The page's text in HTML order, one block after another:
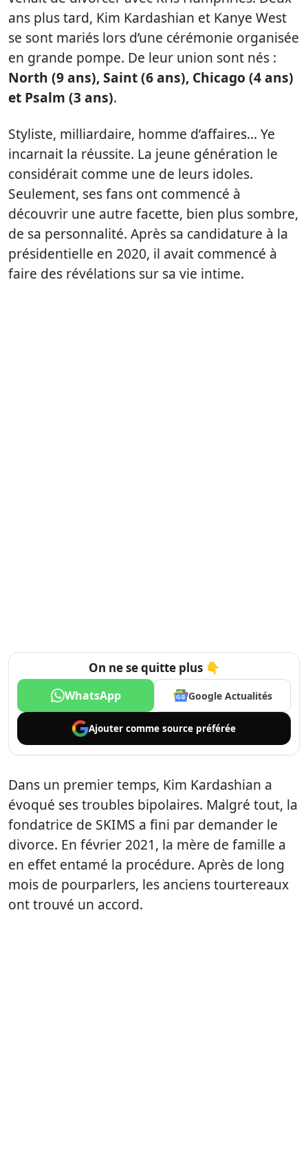
ans plus tard, Kim Kardashian et Kanye West
se sont mariés lors d’une cérémonie organisée
en grande pompe. De leur union sont nés :
North (9 ans), Saint (6 ans), Chicago (4 ans)
et Psalm (3 ans).
Styliste, milliardaire, homme d’affaires… Ye
incarnait la réussite. La jeune génération le
considérait comme une de leurs idoles.
Seulement, ses fans ont commencé à
découvrir une autre facette, bien plus sombre,
de sa personnalité. Après sa candidature à la
présidentielle en 2020, il avait commencé à
faire des révélations sur sa vie intime.
On ne se quitte plus 👇
WhatsApp Google Actualités
Ajouter comme source préférée
Dans un premier temps, Kim Kardashian a
évoqué ses troubles bipolaires. Malgré tout, la
fondatrice de SKIMS a fini par demander le
divorce. En février 2021, la mère de famille a
en effet entamé la procédure. Après de long
mois de pourparlers, les anciens tourtereaux
ont trouvé un accord.